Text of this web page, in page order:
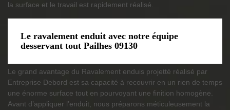
la surface et le travail est rapidement réalisé.
Le ravalement enduit avec notre équipe
desservant tout Pailhes 09130
Le grand avantage du Ravalement enduis projetté réalisé par
Entreprise Debord est sa capacité à recouvrir en un rien de temps
une énorme surface tout en pourvoyant une finition homogène.
Avant d’appliquer l’enduit, nous préparons méticuleusement la